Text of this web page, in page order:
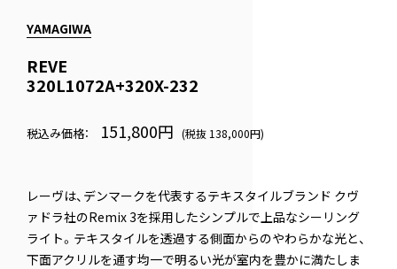
YAMAGIWA
REVE
320L1072A+320X-232
税込み価格： 151,800円 (税抜 138,000円)
レーヴは、デンマークを代表するテキスタイルブランド クヴ
ァドラ社のRemix 3を採用したシンプルで上品なシーリング
ライト。テキスタイルを透過する側面からのやわらかな光と、
下面アクリルを通す均一で明るい光が室内を豊かに満たしま